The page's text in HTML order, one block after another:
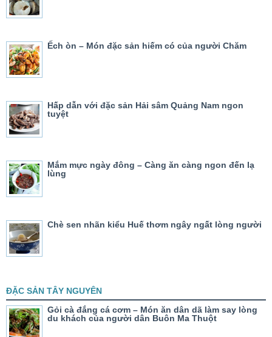
Ếch òn – Món đặc sản hiếm có của người Chăm
Hấp dẫn với đặc sản Hải sâm Quảng Nam ngon
tuyệt
Mắm mực ngày đông – Càng ăn càng ngon đến lạ
lùng
Chè sen nhãn kiểu Huế thơm ngây ngất lòng người
ĐẶC SẢN TÂY NGUYÊN
Gỏi cà đắng cá cơm – Món ăn dân dã làm say lòng
du khách của người dân Buôn Ma Thuột